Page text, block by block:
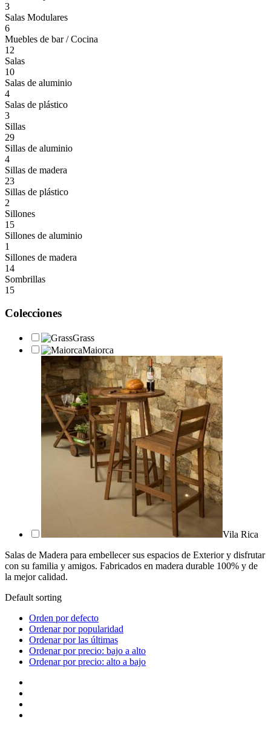
3
Salas Modulares
6
Muebles de bar / Cocina
12
Salas
10
Salas de aluminio
4
Salas de plástico
3
Sillas
29
Sillas de aluminio
4
Sillas de madera
23
Sillas de plástico
2
Sillones
15
Sillones de aluminio
1
Sillones de madera
14
Sombrillas
15
Colecciones
Grass
Maiorca
Vila Rica
Salas de Madera para embellecer sus espacios de Exterior y disfrutar
con su familia y amigos. Fabricados en madera durable 100% y de
la mejor calidad.
Default sorting
Orden por defecto
Ordenar por popularidad
Ordenar por las últimas
Ordenar por precio: bajo a alto
Ordenar por precio: alto a bajo